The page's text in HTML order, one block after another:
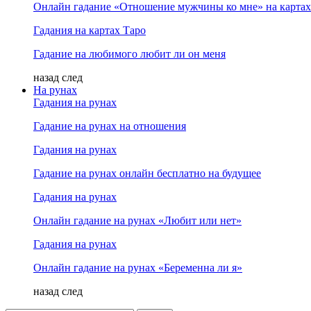
Онлайн гадание «Отношение мужчины ко мне» на
Гадания на картах Таро
Гадание на любимого любит ли он меня
назад след
На рунах
Гадания на рунах
Гадание на рунах на отношения
Гадания на рунах
Гадание на рунах онлайн бесплатно на будущее
Гадания на рунах
Онлайн гадание на рунах «Любит или нет»
Гадания на рунах
Онлайн гадание на рунах «Беременна ли я»
назад след